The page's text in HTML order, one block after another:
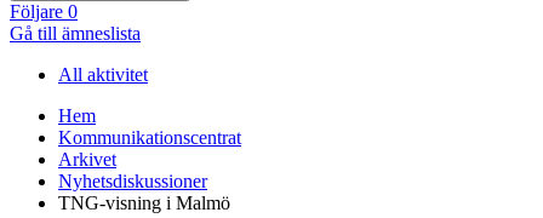
Följare 0
Gå till ämneslista
All aktivitet
Hem
Kommunikationscentrat
Arkivet
Nyhetsdiskussioner
TNG-visning i Malmö